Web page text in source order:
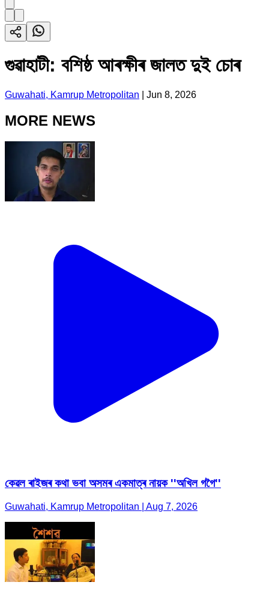
গুৱাহাটী: বশিষ্ঠ আৰক্ষীৰ জালত দুই চোৰ
Guwahati, Kamrup Metropolitan Jun 8, 2026
MORE NEWS
কেৱল ৰাইজৰ কথা ভবা অসমৰ একমাত্ৰ নায়ক ''অখিল গগৈ''
Guwahati, Kamrup Metropolitan | Aug 7, 2026